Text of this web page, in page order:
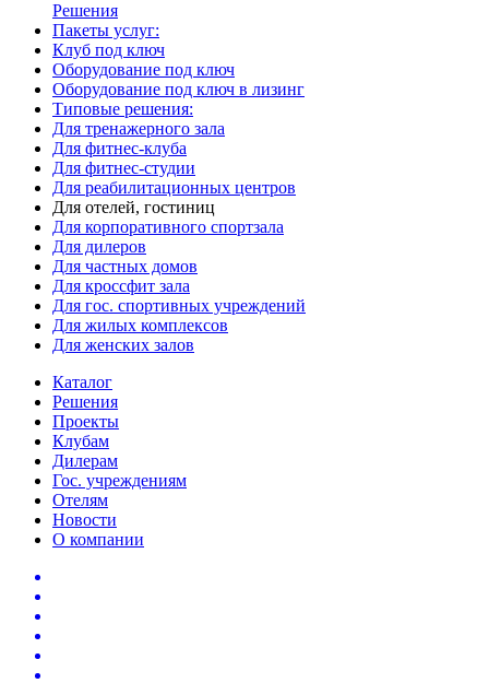
Решения
Пакеты услуг:
Клуб под ключ
Оборудование под ключ
Оборудование под ключ в лизинг
Типовые решения:
Для тренажерного зала
Для фитнес-клуба
Для фитнес-студии
Для реабилитационных центров
Для отелей, гостиниц
Для корпоративного спортзала
Для дилеров
Для частных домов
Для кроссфит зала
Для гос. спортивных учреждений
Для жилых комплексов
Для женских залов
Каталог
Решения
Проекты
Клубам
Дилерам
Гос. учреждениям
Отелям
Новости
О компании